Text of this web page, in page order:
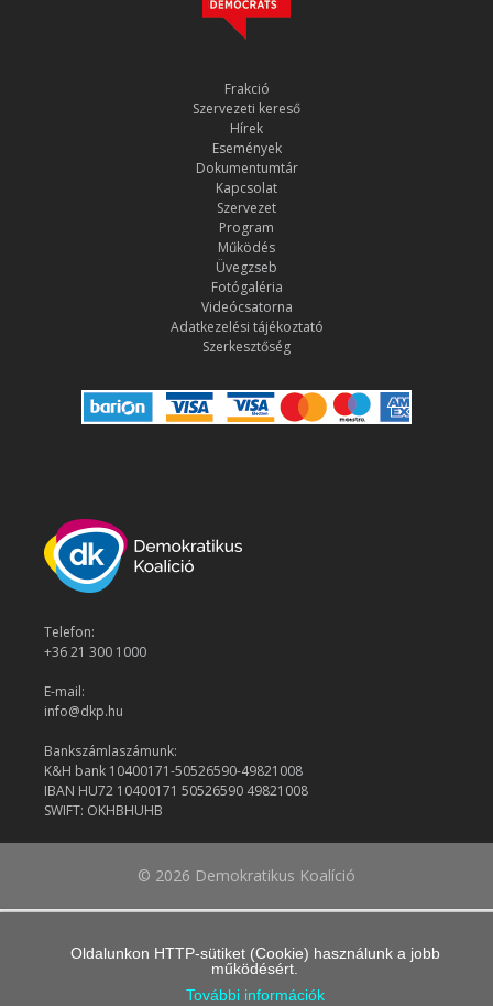
Frakció
Szervezeti kereső
Hírek
Események
Dokumentumtár
Kapcsolat
Szervezet
Program
Működés
Üvegzseb
Fotógaléria
Videócsatorna
Adatkezelési tájékoztató
Szerkesztőség
Telefon:
+36 21 300 1000
E-mail:
info@dkp.hu
Bankszámlaszámunk:
K&H bank 10400171-50526590-49821008
IBAN HU72 10400171 50526590 49821008
SWIFT: OKHBHUHB
© 2026 Demokratikus Koalíció
Oldalunkon HTTP-sütiket (Cookie) használunk a jobb
működésért.
További információk